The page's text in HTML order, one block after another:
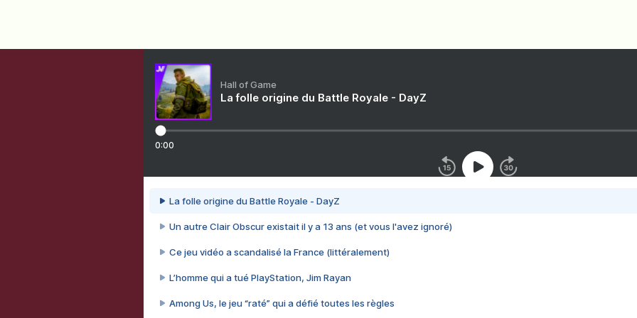
Hall of Game
La folle origine du Battle Royale - DayZ
0:00
La folle origine du Battle Royale - DayZ
Un autre Clair Obscur existait il y a 13 ans (et vous l'avez ignoré)
Ce jeu vidéo a scandalisé la France (littéralement)
L’homme qui a tué PlayStation, Jim Rayan
Among Us, le jeu “raté” qui a défié toutes les règles